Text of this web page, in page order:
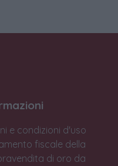
e condizioni d'uso
fiscale della
di oro da